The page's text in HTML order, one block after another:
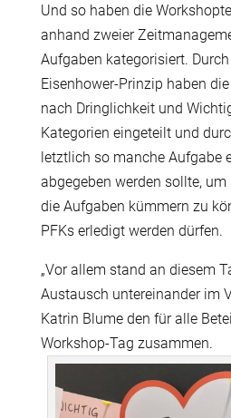
Und so haben die
anhand zweier
Aufgaben kategorisiert.
Eisenhower-Prinzip haben
nach Dringlichkeit und
Kategorien eingeteilt und
letztlich so manche Aufgabe
abgegeben werden sollte,
die Aufgaben kümmern zu
PFKs erledigt werden dürfen.
„Vor allem stand an diesem
Austausch untereinander im
Katrin Blume den für alle
Workshop-Tag zusammen.